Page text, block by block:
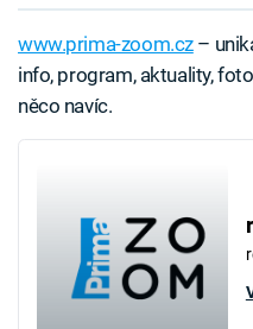
www.prima-zoom.cz–
info, program, aktuality,
něco navíc.